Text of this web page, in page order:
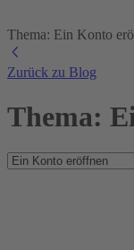
Thema: Ein Konto
Zurück zu Blog
Thema: